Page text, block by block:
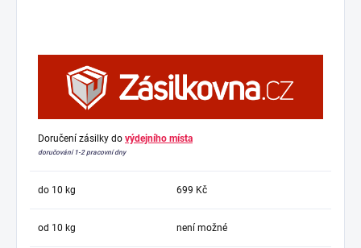
Doručení zásilky do výdejního místa
doručování 1-2 pracovní dny
do 10 kg 699 Kč
od 10 kg není možné